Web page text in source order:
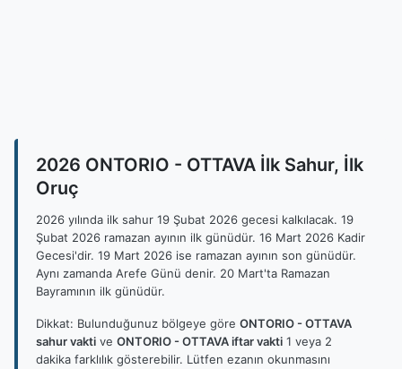
2026 ONTORIO - OTTAVA İlk Sahur, İlk
Oruç
2026 yılında ilk sahur 19 Şubat 2026 gecesi kalkılacak. 19
Şubat 2026 ramazan ayının ilk günüdür. 16 Mart 2026 Kadir
Gecesi'dir. 19 Mart 2026 ise ramazan ayının son günüdür.
Aynı zamanda Arefe Günü denir. 20 Mart'ta Ramazan
Bayramının ilk günüdür.
Dikkat: Bulunduğunuz bölgeye göre ONTORIO - OTTAVA
sahur vakti ve ONTORIO - OTTAVA iftar vakti 1 veya 2
dakika farklılık gösterebilir. Lütfen ezanın okunmasını